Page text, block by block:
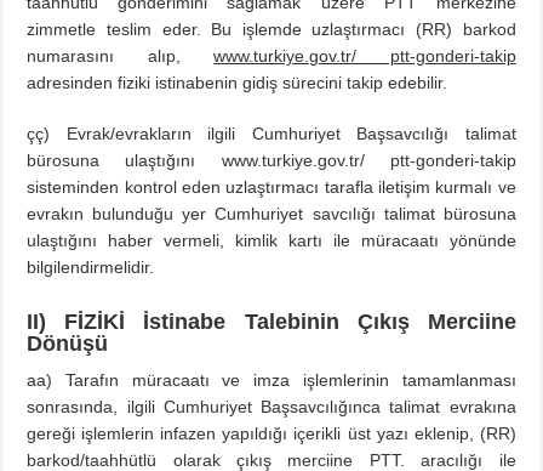
zimmetle teslim eder. Bu işlemde uzlaştırmacı (RR) barkod
numarasını alıp,www.turkiye.gov.tr/ ptt-gonderi-takip
adresinden fiziki istinabenin gidiş sürecini takip edebilir.
çç) Evrak/evrakların ilgili Cumhuriyet Başsavcılığı talimat
bürosuna ulaştığını www.turkiye.gov.tr/ ptt-gonderi-takip
sisteminden kontrol eden uzlaştırmacı tarafla iletişim kurmalı ve
evrakın bulunduğu yer Cumhuriyet savcılığı talimat bürosuna
ulaştığını haber vermeli, kimlik kartı ile müracaatı yönünde
bilgilendirmelidir.
II) FİZİKİ İstinabe Talebinin Çıkış Merciine
Dönüşü
aa) Tarafın müracaatı ve imza işlemlerinin tamamlanması
sonrasında, ilgili Cumhuriyet Başsavcılığınca talimat evrakına
gereği işlemlerin infazen yapıldığı içerikli üst yazı eklenip, (RR)
barkod/taahhütlü olarak çıkış merciine PTT. aracılığı ile